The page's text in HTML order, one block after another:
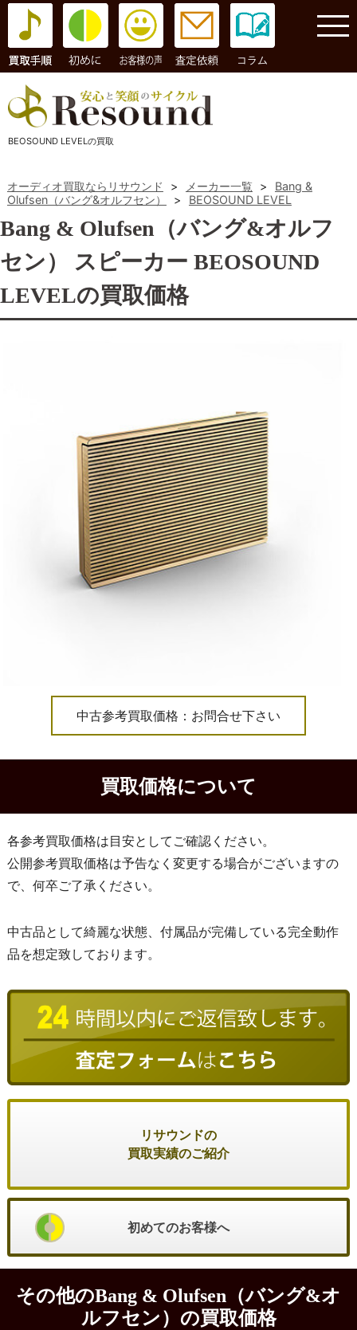
コラム
BEOSOUND LEVELの買取
オーディオ買取ならリサウンド > メーカー一覧 >
Bang &
Olufsen（バング&オルフセン）
> BEOSOUND LEVEL
Bang & Olufsen（バング&オルフ
セン） スピーカー BEOSOUND
LEVELの買取価格
中古参考買取価格：お問合せ下さい
買取価格について
各参考買取価格は目安としてご確認ください。
公開参考買取価格は予告なく変更する場合がございますの
で、何卒ご了承ください。
中古品として綺麗な状態、付属品が完備している完全動作
品を想定致しております。
リサウンドの
買取実績のご紹介
初めてのお客様へ
その他のBang & Olufsen（バング&オ
ルフセン）の買取価格